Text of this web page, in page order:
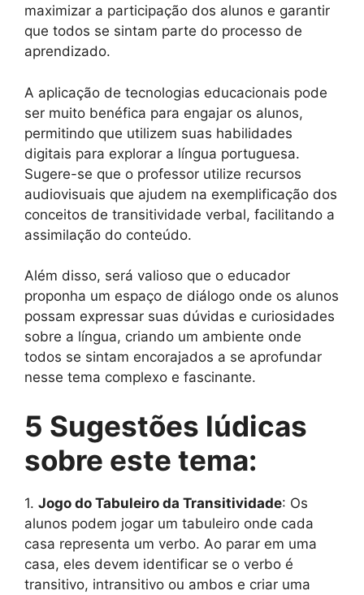
maximizar a participação dos alunos e garantir
que todos se sintam parte do processo de
aprendizado.
A aplicação de tecnologias educacionais pode
ser muito benéfica para engajar os alunos,
permitindo que utilizem suas habilidades
digitais para explorar a língua portuguesa.
Sugere-se que o professor utilize recursos
audiovisuais que ajudem na exemplificação dos
conceitos de transitividade verbal, facilitando a
assimilação do conteúdo.
Além disso, será valioso que o educador
proponha um espaço de diálogo onde os alunos
possam expressar suas dúvidas e curiosidades
sobre a língua, criando um ambiente onde
todos se sintam encorajados a se aprofundar
nesse tema complexo e fascinante.
5 Sugestões lúdicas
sobre este tema:
1. Jogo do Tabuleiro da Transitividade: Os
alunos podem jogar um tabuleiro onde cada
casa representa um verbo. Ao parar em uma
casa, eles devem identificar se o verbo é
transitivo, intransitivo ou ambos e criar uma